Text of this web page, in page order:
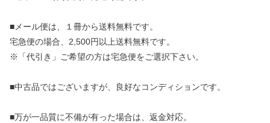
■メール便は、１冊から送料無料です。
宅急便の場合、2,500円以上送料無料です。
※「代引き」ご希望の方は宅急便をご選択下さい。
■中古品ではございますが、良好なコンディションです。
■万が一品質に不備が有った場合は、返金対応。